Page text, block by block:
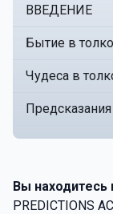
ВВЕДЕНИЕ
Бытие в
Чудеса в
Вы находитесь
PREDICTIONS